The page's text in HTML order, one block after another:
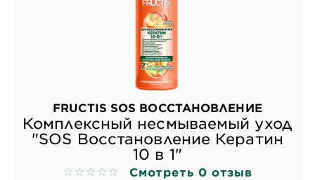
FRUCTIS SOS ВОССТАНОВЛЕНИЕ
Комплексный несмываемый уход
"SOS Восстановление Кератин
10 в 1"
No reviews Смотреть 0 отзыв